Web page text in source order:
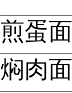
煎蛋面
焖肉面